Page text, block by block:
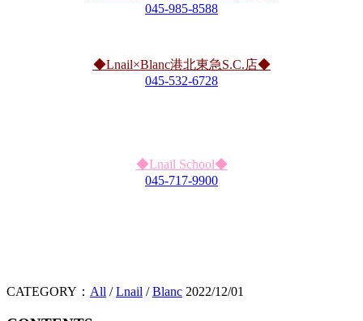
045-985-8588
◆Lnail×Blanc港北東急S.C.店◆
045-532-6728
◆Lnail School◆
045-717-9900
CATEGORY： All /Lnail /Blanc 2022/12/01